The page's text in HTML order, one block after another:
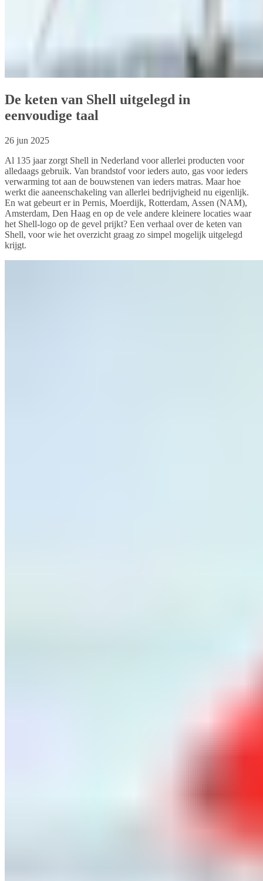
De keten van Shell uitgelegd in
eenvoudige taal
26 jun 2025
Al 135 jaar zorgt Shell in Nederland voor allerlei producten voor
alledaags gebruik. Van brandstof voor ieders auto, gas voor ieders
verwarming tot aan de bouwstenen van ieders matras. Maar hoe
werkt die aaneenschakeling van allerlei bedrijvigheid nu eigenlijk.
En wat gebeurt er in Pernis, Moerdijk, Rotterdam, Assen (NAM),
Amsterdam, Den Haag en op de vele andere kleinere locaties waar
het Shell-logo op de gevel prijkt? Een verhaal over de keten van
Shell, voor wie het overzicht graag zo simpel mogelijk uitgelegd
krijgt.